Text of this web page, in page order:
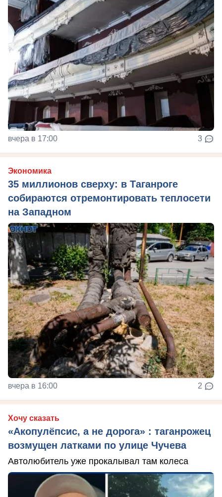
вчера в 17:00 3
Экономика
35 миллионов сверху: в Таганроге
собираются отремонтировать теплосети
на Западном
вчера в 16:00 2
Хочу сказать
«Акопулёпсис, а не дорога» : таганрожец
возмущен латками по улице Чучева
Автолюбитель уже прокалывал там колеса